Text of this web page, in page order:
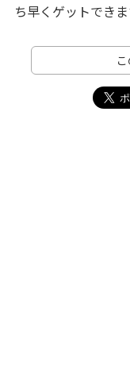
ち早くゲットでき